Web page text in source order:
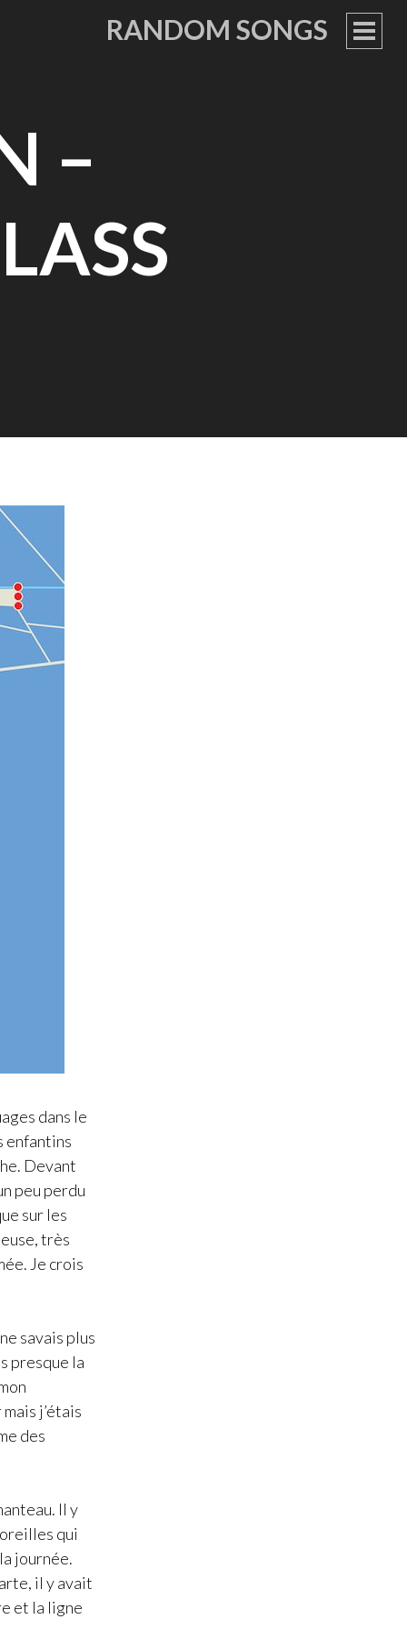
RANDOM SONGS
–
dans le
enfantins
Devant
peu perdu
sur les
très
Je crois
savais plus
presque la
j’étais
des
Il y
qui
journée.
il y avait
et la ligne